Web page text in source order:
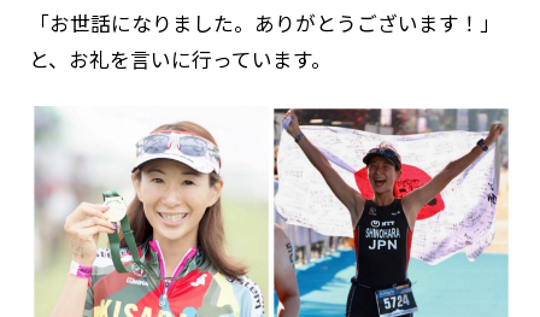
「お世話になりました。ありがとうございます！」
と、お礼を言いに行っています。